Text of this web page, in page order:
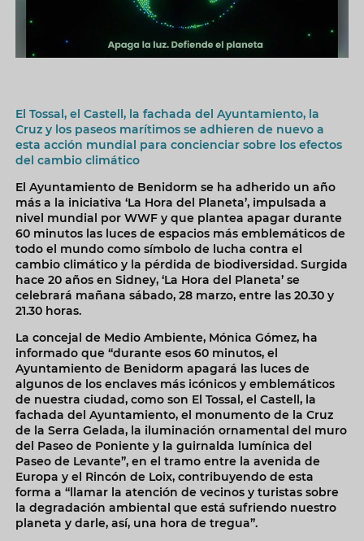
El Tossal, el Castell, la fachada del Ayuntamiento, la
Cruz y los paseos marítimos se adhieren de nuevo a
esta acción mundial para concienciar sobre los efectos
del cambio climático
El Ayuntamiento de Benidorm se ha adherido un año
más a la iniciativa ‘La Hora del Planeta’, impulsada a
nivel mundial por WWF y que plantea apagar durante
60 minutos las luces de espacios más emblemáticos de
todo el mundo como símbolo de lucha contra el
cambio climático y la pérdida de biodiversidad. Surgida
hace 20 años en Sidney, ‘La Hora del Planeta’ se
celebrará mañana sábado, 28 marzo, entre las 20.30 y
21.30 horas.
La concejal de Medio Ambiente, Mónica Gómez, ha
informado que “durante esos 60 minutos, el
Ayuntamiento de Benidorm apagará las luces de
algunos de los enclaves más icónicos y emblemáticos
de nuestra ciudad, como son El Tossal, el Castell, la
fachada del Ayuntamiento, el monumento de la Cruz
de la Serra Gelada, la iluminación ornamental del muro
del Paseo de Poniente y la guirnalda lumínica del
Paseo de Levante”, en el tramo entre la avenida de
Europa y el Rincón de Loix, contribuyendo de esta
forma a “llamar la atención de vecinos y turistas sobre
la degradación ambiental que está sufriendo nuestro
planeta y darle, así, una hora de tregua”.